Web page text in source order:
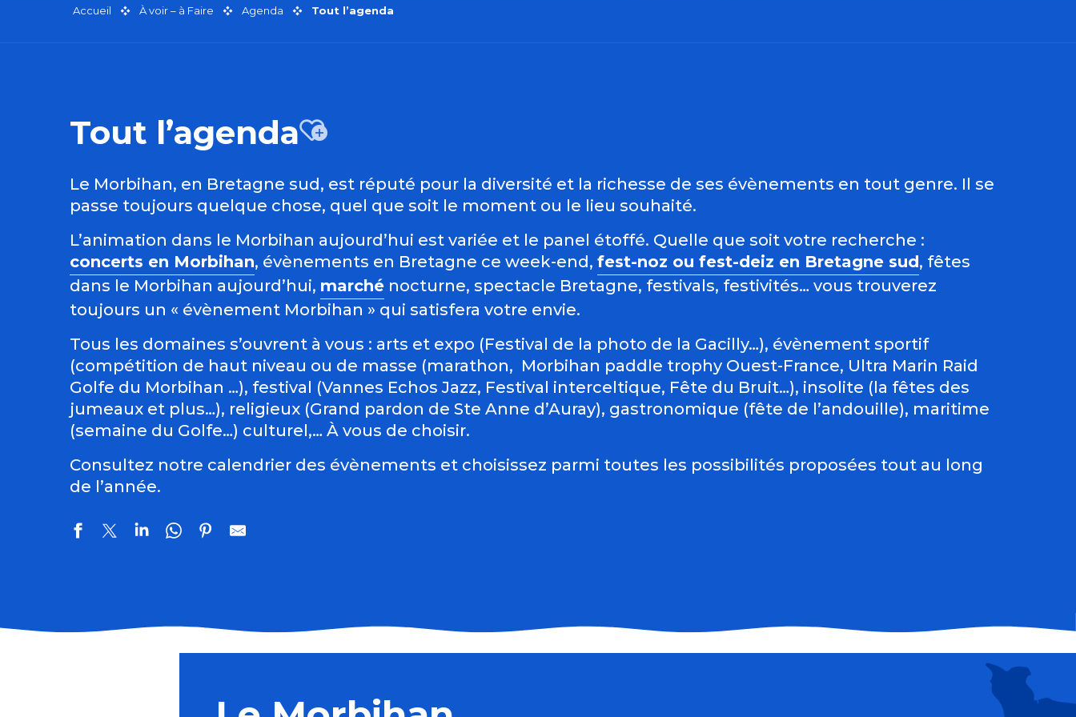
Accueil À voir – à Faire Agenda Tout l’agenda
Tout l’agendaAjouter aux favoris
Le Morbihan, en Bretagne sud, est réputé pour la diversité et la richesse de ses évènements en tout genre. Il se
passe toujours quelque chose, quel que soit le moment ou le lieu souhaité.
L’animation dans le Morbihan aujourd’hui est variée et le panel étoffé. Quelle que soit votre recherche :
concerts en Morbihan, évènements en Bretagne ce week-end, fest-noz ou fest-deiz en Bretagne sud, fêtes
dans le Morbihan aujourd’hui, marché nocturne, spectacle Bretagne, festivals, festivités… vous trouverez
toujours un « évènement Morbihan » qui satisfera votre envie.
Tous les domaines s’ouvrent à vous : arts et expo (Festival de la photo de la Gacilly…), évènement sportif
(compétition de haut niveau ou de masse (marathon, Morbihan paddle trophy Ouest-France, Ultra Marin Raid
Golfe du Morbihan …), festival (Vannes Echos Jazz, Festival interceltique, Fête du Bruit…), insolite (la fêtes des
jumeaux et plus…), religieux (Grand pardon de Ste Anne d’Auray), gastronomique (fête de l’andouille), maritime
(semaine du Golfe…) culturel,… À vous de choisir.
Consultez notre calendrier des évènements et choisissez parmi toutes les possibilités proposées tout au long
de l’année.
Balades nature: visites guidées de la Tourbière de Sérent
El Locutorio itinerante - Chanson franco-latine